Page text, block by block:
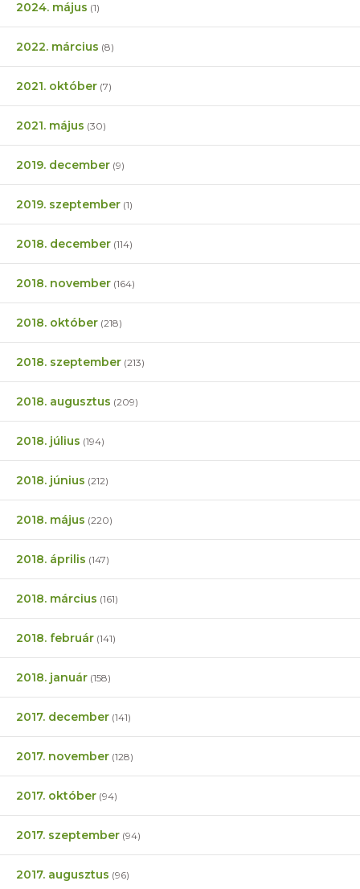
2024. május (1)
2022. március (8)
2021. október (7)
2021. május (30)
2019. december (9)
2019. szeptember (1)
2018. december (114)
2018. november (164)
2018. október (218)
2018. szeptember (213)
2018. augusztus (209)
2018. július (194)
2018. június (212)
2018. május (220)
2018. április (147)
2018. március (161)
2018. február (141)
2018. január (158)
2017. december (141)
2017. november (128)
2017. október (94)
2017. szeptember (94)
2017. augusztus (96)